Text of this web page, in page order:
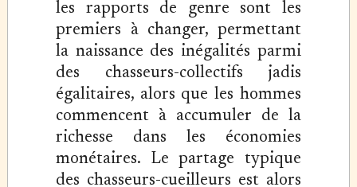
les rapports de genre sont les
premiers à changer, permettant
la naissance des inégalités parmi
des chasseurs-collectifs jadis
égalitaires, alors que les hommes
commencent à accumuler de la
richesse dans les économies
monétaires. Le partage typique
des chasseurs-cueilleurs est alors